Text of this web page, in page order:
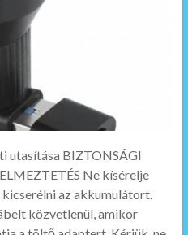
utasítása BIZTONSÁGI
Ne kísérelje
az akkumulátort.
közvetlenül, amikor